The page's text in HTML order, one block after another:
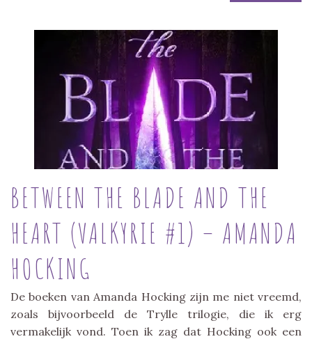
BETWEEN THE BLADE AND THE
HEART (VALKYRIE #1) – AMANDA
HOCKING
De boeken van Amanda Hocking zijn me niet vreemd,
zoals bijvoorbeeld de Trylle trilogie, die ik erg
vermakelijk vond. Toen ik zag dat Hocking ook een